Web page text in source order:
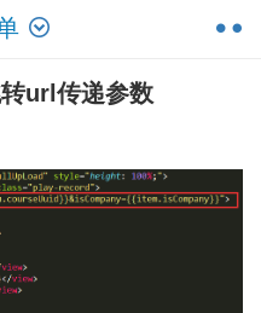
url传递参数